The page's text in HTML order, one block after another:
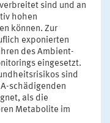
sind und an
hohen
können. Zur
exponierten
des Ambient-
eingesetzt.
sind
schädigenden
als die
Metabolite im